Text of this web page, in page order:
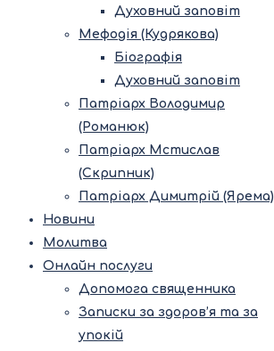
Духовний заповіт
Мефодія (Кудрякова)
Біографія
Духовний заповіт
Патріарх Володимир
(Романюк)
Патріарх Мстислав
(Скрипник)
Патріарх Димитрій (Ярема)
Новини
Молитва
Онлайн послуги
Допомога священника
Записки за здоров’я та за
упокій